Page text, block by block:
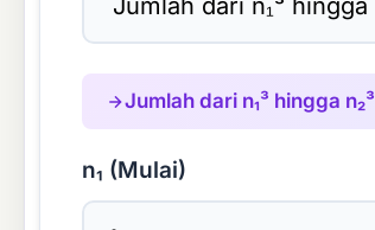
Jumlah dari n₁³ hingga n₂³
n₁ (Mulai)